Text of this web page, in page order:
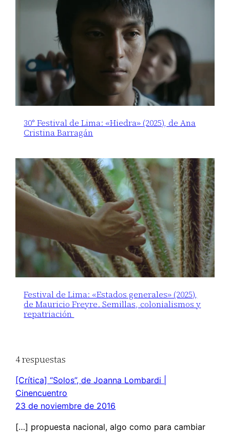
30° Festival de Lima: «Hiedra» (2025), de Ana
Cristina Barragán
Festival de Lima: «Estados generales» (2025),
de Mauricio Freyre. Semillas, colonialismos y
repatriación
4 respuestas
[Crítica] “Solos”, de Joanna Lombardi |
Cinencuentro
23 de noviembre de 2016
[…] propuesta nacional, algo como para cambiar